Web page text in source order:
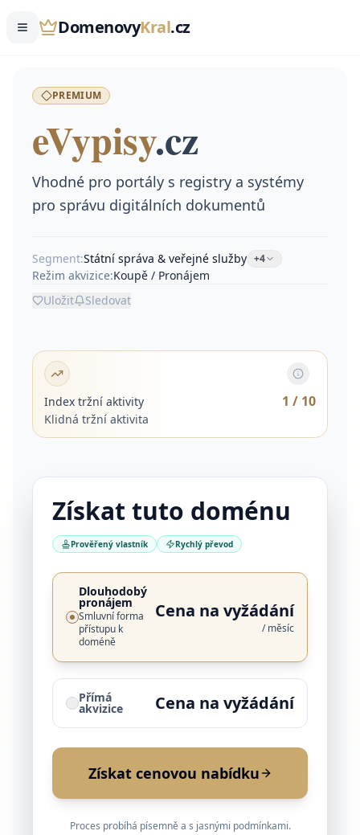
DomenovyKral.cz
PREMIUM
eVypisy.cz
Vhodné pro portály s registry a systémy
pro správu digitálních dokumentů
Segment:Státní správa & veřejné služby +4
Režim akvizice:Koupě / Pronájem
Uložit
Sledovat
Index tržní aktivity 1 / 10
Klidná tržní aktivita
Získat tuto doménu
Prověřený vlastník Rychlý převod
Dlouhodobý
pronájem
Smluvní forma
přístupu k
doméně
Cena na vyžádání
/ měsíc
Přímá
akvizice Cena na vyžádání
Získat cenovou nabídku
Proces probíhá písemně a s jasnými podmínkami.